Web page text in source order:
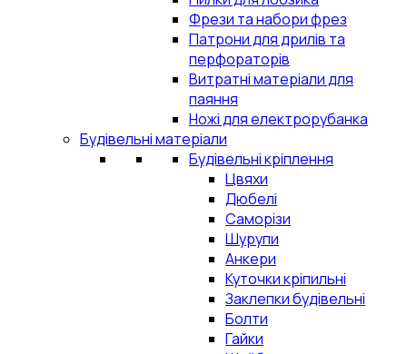
Фрези та набори фрез
Патрони для дрилів та
перфораторів
Витратні матеріали для
паяння
Ножі для електрорубанка
Будівельні матеріали
Будівельні кріплення
Цвяхи
Дюбелі
Саморізи
Шурупи
Анкери
Куточки кріпильні
Заклепки будівельні
Болти
Гайки